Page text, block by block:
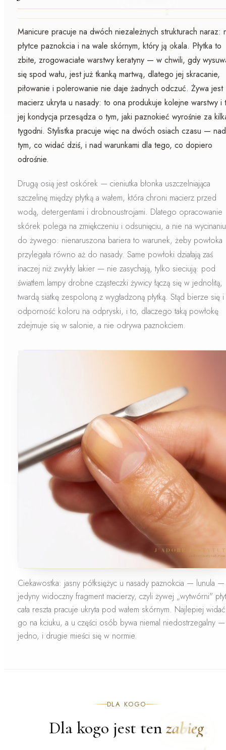
Manicure pracuje na dwóch niezależnych strukturach naraz:
płytce paznokcia i na wale skórnym, który ją okala. Płytka to
zbite, zrogowaciałe warstwy keratyny— w chwili, gdy
się spod wału, jest już tkanką martwą, dlatego jej skracanie,
piłowanie i polerowanie nie daje żadnych odczuć. Żywa jest
macierz ukryta u nasady: to ona produkuje kolejne warstwy i
jej kondycja przesądza o tym, jaki paznokieć wyrośnie za
tygodni. Stylistka pracuje więc na dwóch osiach czasu — nad
tym, co widać dziś, i nad warunkami dla tego, co dopiero
odrośnie.
Drugą osią jest oskórek — cieniutka błonka uszczelniająca
szczelinę między płytką a wałem, która chroni macierz przed
wodą, detergentami i drobnoustrojami. Dlatego opracowanie
skórek polega na zmiękczeniu i odsunięciu, a nie na wycinaniu
do żywego: nienaruszona bariera to warunek, żeby powłoka
przylegała równo aż do nasady. Same powłoki działają zaś
inaczej niż zwykły lakier — nie zasychają, tylko sieciują: pod
światłem lampy drobne cząsteczki żywicy łączą się w jednolitą,
twardą siatkę zespoloną z wygładzoną płytką. Stąd bierze się i
odporność koloru na odpryski, i to, dlaczego taką powłokę
zdejmuje się w salonie, a nie odrywa paznokciem.
Ciekawostka: jasny półksiężyc u nasady paznokcia — lunula
jedyny widoczny fragment macierzy, czyli żywej „wytwórni"
cała reszta pracuje ukryta pod wałem skórnym. Najlepiej widać
go na kciuku, a u części osób bywa niemal niedostrzegalny
jedno, i drugie mieści się w normie.
DLA KOGO
Dla kogo jest ten zabieg